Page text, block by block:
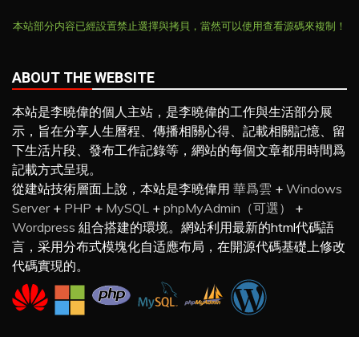
本站部分内容已經設置禁止選擇與拷貝，當然可以使用查看源碼來複制！
ABOUT THE WEBSITE
本站是李曉偉的個人主站，是李曉偉的工作與生活部分展
示，旨在分享人生曆程、傳播相關心得、記載相關記憶、留
下生活片段、發布工作記錄等，網站的每個文章都用時間爲
記載方式呈現。
從建站技術層面上說，本站是李曉偉用 華爲雲 + Windows
Server + PHP + MySQL + phpMyAdmin（可選）
+
Wordpress 組合搭建的環境。網站利用最新的html代碼語
言，采用分布式模塊化自适應布局，在開源代碼基礎上修改
代碼實現的。